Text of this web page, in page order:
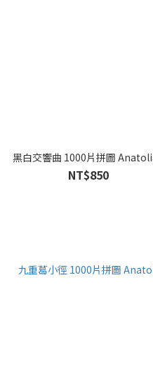
黑白交響曲 1000片拼圖
NT$850